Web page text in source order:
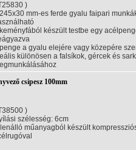
)
mm-es ferde gyalu faipari
készült testbe egy
a gyalu elejére vagy közepére
különösen a falsíkok, gércek és
csipesz 100mm
)
szélesség: 6cm
műanyagból készült